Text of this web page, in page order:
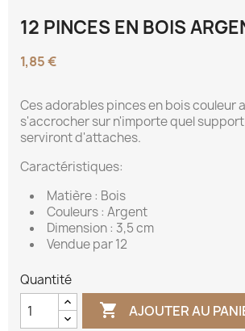
12 PINCES EN BOIS
1,85 €
Ces adorables pinces en bois couleur
s'accrocher sur n'importe quel
serviront d'attaches.
Caractéristiques:
Matière : Bois
Couleurs : Argent
Dimension : 3,5 cm
Vendue par 12
Quantité
 AJOUTER AU